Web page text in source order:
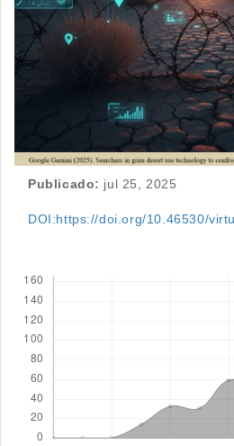
Publicado: jul 25, 2025
DOI:https://doi.org/10.46530/